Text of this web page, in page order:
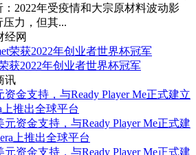
2022年受疫情和大宗原材料波动影
力，但其...
经网
获2022年创业者世界杯冠军
讯
金支持，与Ready Player Me正式建立
推出全球平台